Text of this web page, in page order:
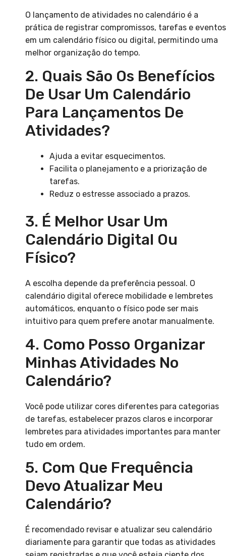
O lançamento de atividades no calendário é a
prática de registrar compromissos, tarefas e eventos
em um calendário físico ou digital, permitindo uma
melhor organização do tempo.
2. Quais São Os Benefícios
De Usar Um Calendário
Para Lançamentos De
Atividades?
Ajuda a evitar esquecimentos.
Facilita o planejamento e a priorização de
tarefas.
Reduz o estresse associado a prazos.
3. É Melhor Usar Um
Calendário Digital Ou
Físico?
A escolha depende da preferência pessoal. O
calendário digital oferece mobilidade e lembretes
automáticos, enquanto o físico pode ser mais
intuitivo para quem prefere anotar manualmente.
4. Como Posso Organizar
Minhas Atividades No
Calendário?
Você pode utilizar cores diferentes para categorias
de tarefas, estabelecer prazos claros e incorporar
lembretes para atividades importantes para manter
tudo em ordem.
5. Com Que Frequência
Devo Atualizar Meu
Calendário?
É recomendado revisar e atualizar seu calendário
diariamente para garantir que todas as atividades